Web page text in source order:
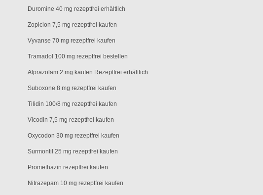
Duromine 40 mg rezeptfrei erhältlich
Zopiclon 7,5 mg rezeptfrei kaufen
Vyvanse 70 mg rezeptfrei kaufen
Tramadol 100 mg rezeptfrei bestellen
Alprazolam 2 mg kaufen Rezeptfrei erhältlich
Suboxone 8 mg rezeptfrei kaufen
Tilidin 100/8 mg rezeptfrei kaufen
Vicodin 7,5 mg rezeptfrei kaufen
Oxycodon 30 mg rezeptfrei kaufen
Surmontil 25 mg rezeptfrei kaufen
Promethazin rezeptfrei kaufen
Nitrazepam 10 mg rezeptfrei kaufen